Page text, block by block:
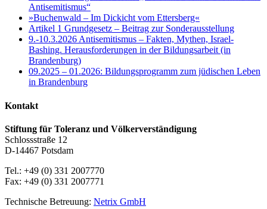
Antisemitismus“
»Buchenwald – Im Dickicht vom Ettersberg«
Artikel 1 Grundgesetz – Beitrag zur Sonderausstellung
9.-10.3.2026 Antisemitismus – Fakten, Mythen, Israel-
Bashing. Herausforderungen in der Bildungsarbeit (in
Brandenburg)
09.2025 – 01.2026: Bildungsprogramm zum jüdischen Leben
in Brandenburg
Kontakt
Stiftung für Toleranz und Völkerverständigung
Schlossstraße 12
D-14467 Potsdam
Tel.: +49 (0) 331 2007770
Fax: +49 (0) 331 2007771
Technische Betreuung: Netrix GmbH